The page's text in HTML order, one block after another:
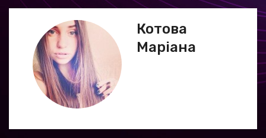
г
Котова
Маріана